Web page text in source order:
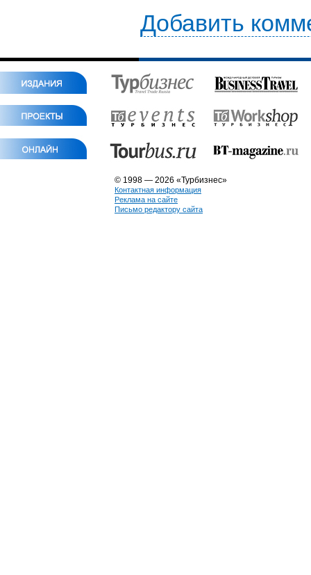
Добавить
© 1998 — 2026 «Турбизнес»
Контактная информация
Реклама на сайте
Письмо редактору сайта